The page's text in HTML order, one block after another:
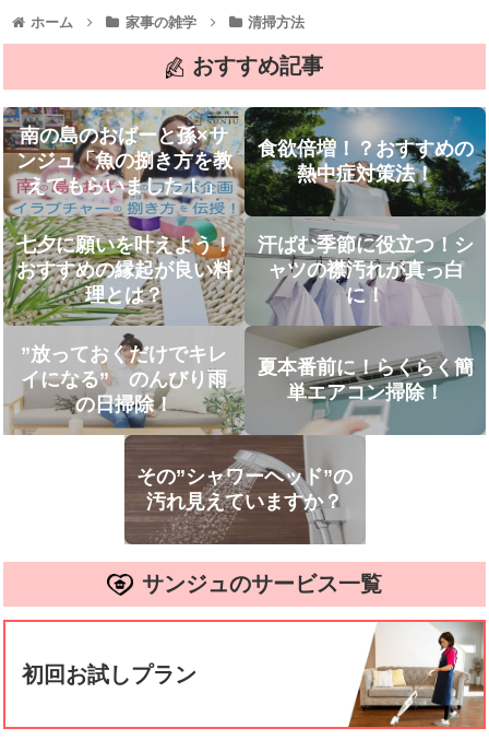
ホーム 家事の雑学 清掃方法
おすすめ記事
南の島のおばーと孫×サ
ンジュ「魚の捌き方を教
えてもらいました！」
食欲倍増！？おすすめの
熱中症対策法！
七夕に願いを叶えよう！
おすすめの縁起が良い料
理とは？
汗ばむ季節に役立つ！シ
ャツの襟汚れが真っ白
に！
”放っておくだけでキレ
イになる” のんびり雨
の日掃除！
夏本番前に！らくらく簡
単エアコン掃除！
その”シャワーヘッド”の
汚れ見えていますか？
サンジュのサービス一覧
初回お試しプラン